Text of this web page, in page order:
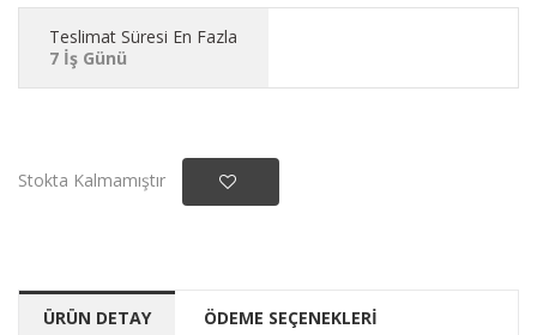
Teslimat Süresi En Fazla
7 İş Günü
Stokta Kalmamıştır
ÜRÜN DETAY ÖDEME SEÇENEKLERİ